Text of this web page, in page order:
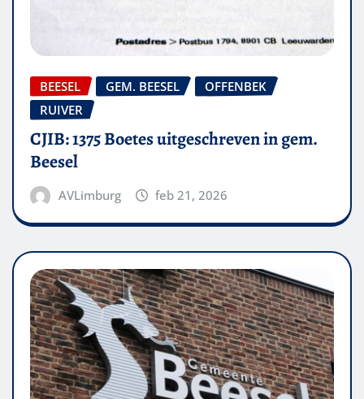
BEESEL GEM. BEESEL
OFFENBEK
RUIVER
CJIB: 1375 Boetes uitgeschreven in gem.
Beesel
AVLimburg feb 21, 2026